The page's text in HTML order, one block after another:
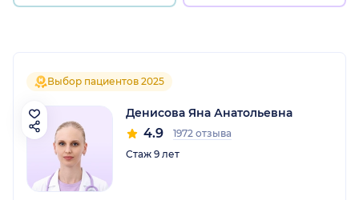
Выбор пациентов 2025
Денисова Яна Анатольевна
4.9
1972 отзыва
Стаж 9 лет